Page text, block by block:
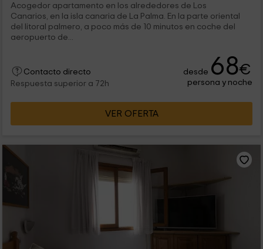
Acogedor apartamento en los alrededores de Los
Canarios, en la isla canaria de La Palma. En la parte oriental
del litoral palmero, a poco más de 10 minutos en coche del
aeropuerto de...
Contacto directo
Respuesta superior a 72h
desde 68€
persona y noche
VER OFERTA